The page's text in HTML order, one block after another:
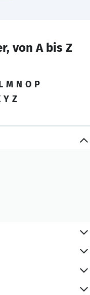
von A bis Z
M N O P
Y Z